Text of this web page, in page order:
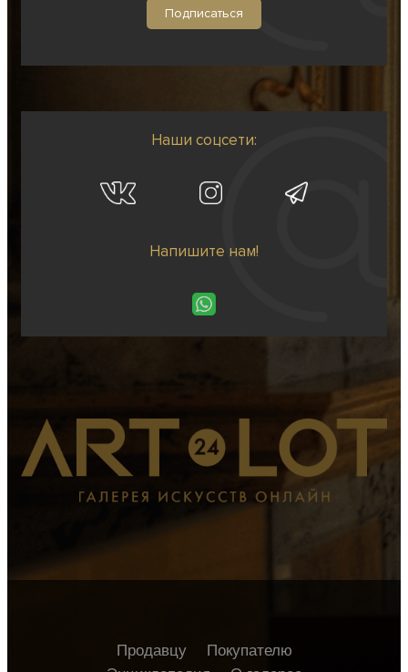
Наши соцсети:
Напишите нам!
Продавцу
Покупателю